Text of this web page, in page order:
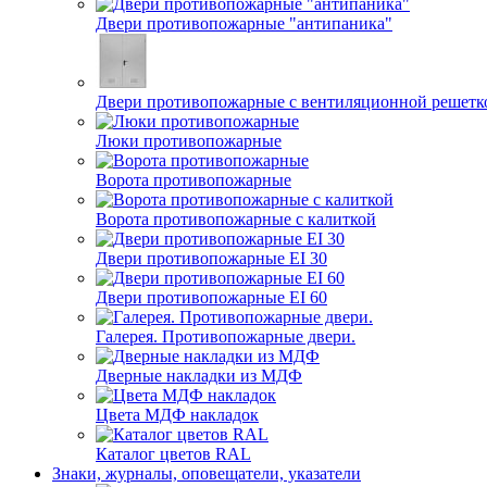
Двери противопожарные "антипаника"
Двери противопожарные с вентиляционной
Люки противопожарные
Ворота противопожарные
Ворота противопожарные с калиткой
Двери противопожарные EI 30
Двери противопожарные EI 60
Галерея. Противопожарные двери.
Дверные накладки из МДФ
Цвета МДФ накладок
Каталог цветов RAL
Знаки, журналы, оповещатели, указатели